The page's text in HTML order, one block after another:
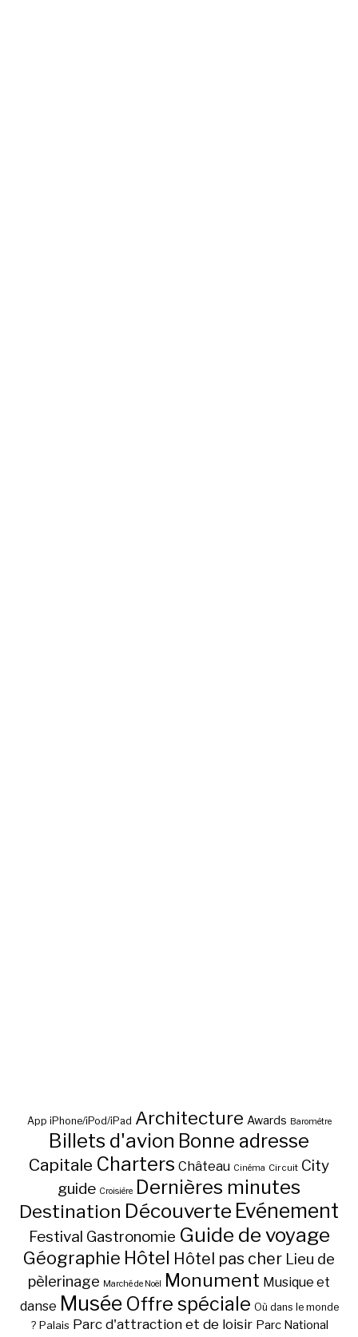
App iPhone/iPod/iPad Architecture Awards Baromètre
Billets d'avion Bonne adresse
Capitale Charters Château Cinéma Circuit City
guide Croisière Dernières minutes
Destination Découverte Evénement
Festival Gastronomie Guide de voyage
Géographie Hôtel Hôtel pas cher Lieu de
pèlerinage Marché de Noël Monument Musique et
danse Musée Offre spéciale Où dans le monde
? Palais Parc d'attraction et de loisir Parc National